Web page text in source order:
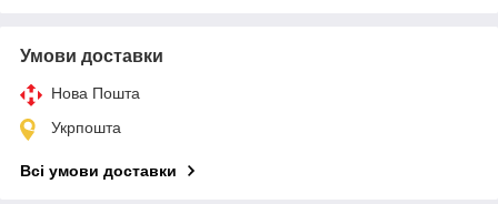
Умови доставки
Нова Пошта
Укрпошта
Всі умови доставки